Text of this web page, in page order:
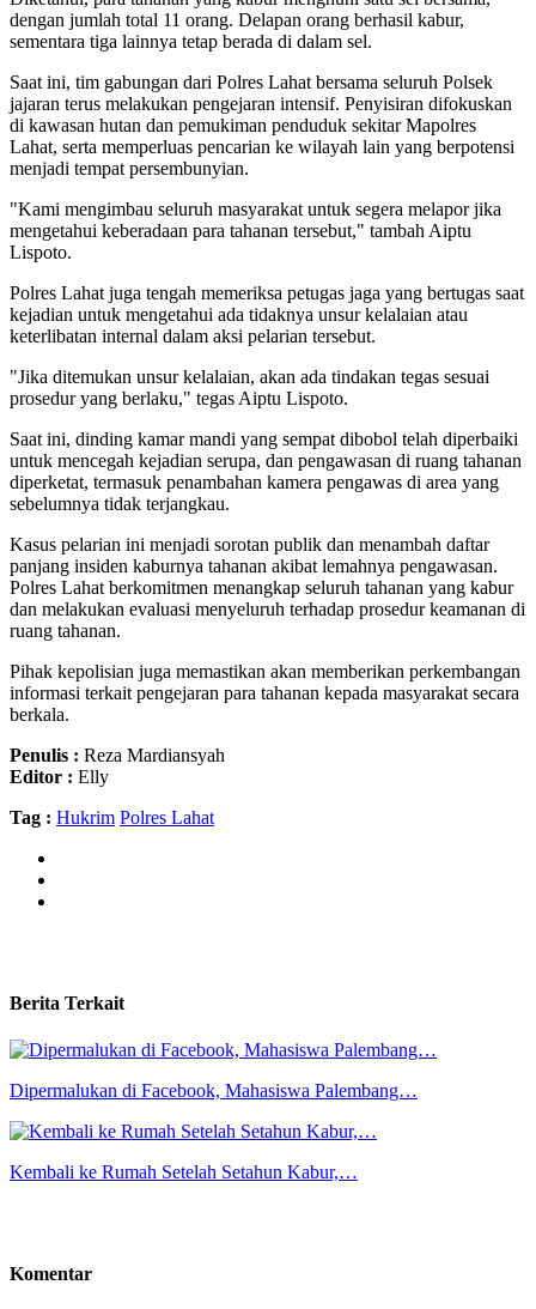
dengan jumlah total 11 orang. Delapan orang berhasil kabur,
sementara tiga lainnya tetap berada di dalam sel.
Saat ini, tim gabungan dari Polres Lahat bersama seluruh Polsek
jajaran terus melakukan pengejaran intensif. Penyisiran difokuskan
di kawasan hutan dan pemukiman penduduk sekitar Mapolres
Lahat, serta memperluas pencarian ke wilayah lain yang berpotensi
menjadi tempat persembunyian.
"Kami mengimbau seluruh masyarakat untuk segera melapor jika
mengetahui keberadaan para tahanan tersebut," tambah Aiptu
Lispoto.
Polres Lahat juga tengah memeriksa petugas jaga yang bertugas saat
kejadian untuk mengetahui ada tidaknya unsur kelalaian atau
keterlibatan internal dalam aksi pelarian tersebut.
"Jika ditemukan unsur kelalaian, akan ada tindakan tegas sesuai
prosedur yang berlaku," tegas Aiptu Lispoto.
Saat ini, dinding kamar mandi yang sempat dibobol telah diperbaiki
untuk mencegah kejadian serupa, dan pengawasan di ruang tahanan
diperketat, termasuk penambahan kamera pengawas di area yang
sebelumnya tidak terjangkau.
Kasus pelarian ini menjadi sorotan publik dan menambah daftar
panjang insiden kaburnya tahanan akibat lemahnya pengawasan.
Polres Lahat berkomitmen menangkap seluruh tahanan yang kabur
dan melakukan evaluasi menyeluruh terhadap prosedur keamanan di
ruang tahanan.
Pihak kepolisian juga memastikan akan memberikan perkembangan
informasi terkait pengejaran para tahanan kepada masyarakat secara
berkala.
Penulis : Reza Mardiansyah
Editor : Elly
Tag : Hukrim Polres Lahat
Berita Terkait
Dipermalukan di Facebook, Mahasiswa Palembang…
Kembali ke Rumah Setelah Setahun Kabur,…
Komentar